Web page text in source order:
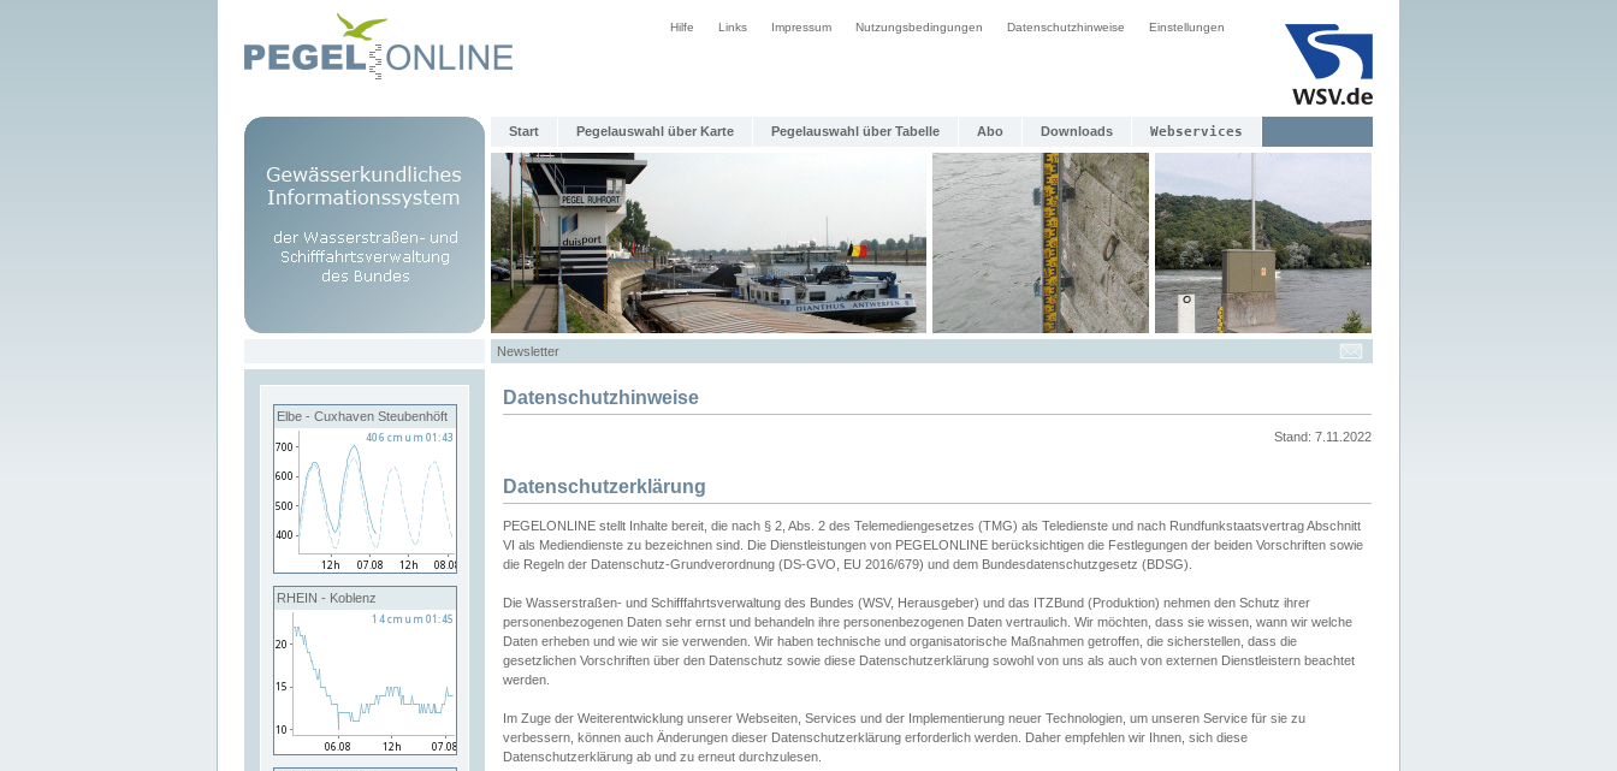
Hilfe Links Impressum Nutzungsbedingungen Datenschutzhinweise Einstellungen
Start Pegelauswahl über Karte Pegelauswahl über Tabelle Abo Downloads Webservices
Newsletter
Elbe - Cuxhaven Steubenhöft
RHEIN - Koblenz
Datenschutzhinweise
Stand: 7.11.2022
Datenschutzerklärung
PEGELONLINE stellt Inhalte bereit, die nach § 2, Abs. 2 des Telemediengesetzes (TMG) als Teledienste und nach Rundfunkstaatsvertrag Abschnitt
VI als Mediendienste zu bezeichnen sind. Die Dienstleistungen von PEGELONLINE berücksichtigen die Festlegungen der beiden Vorschriften sowie
die Regeln der Datenschutz-Grundverordnung (DS-GVO, EU 2016/679) und dem Bundesdatenschutzgesetz (BDSG).
Die Wasserstraßen- und Schifffahrtsverwaltung des Bundes (WSV, Herausgeber) und das ITZBund (Produktion) nehmen den Schutz ihrer
personenbezogenen Daten sehr ernst und behandeln ihre personenbezogenen Daten vertraulich. Wir möchten, dass sie wissen, wann wir welche
Daten erheben und wie wir sie verwenden. Wir haben technische und organisatorische Maßnahmen getroffen, die sicherstellen, dass die
gesetzlichen Vorschriften über den Datenschutz sowie diese Datenschutzerklärung sowohl von uns als auch von externen Dienstleistern beachtet
werden.
Im Zuge der Weiterentwicklung unserer Webseiten, Services und der Implementierung neuer Technologien, um unseren Service für sie zu
verbessern, können auch Änderungen dieser Datenschutzerklärung erforderlich werden. Daher empfehlen wir Ihnen, sich diese
Datenschutzerklärung ab und zu erneut durchzulesen.